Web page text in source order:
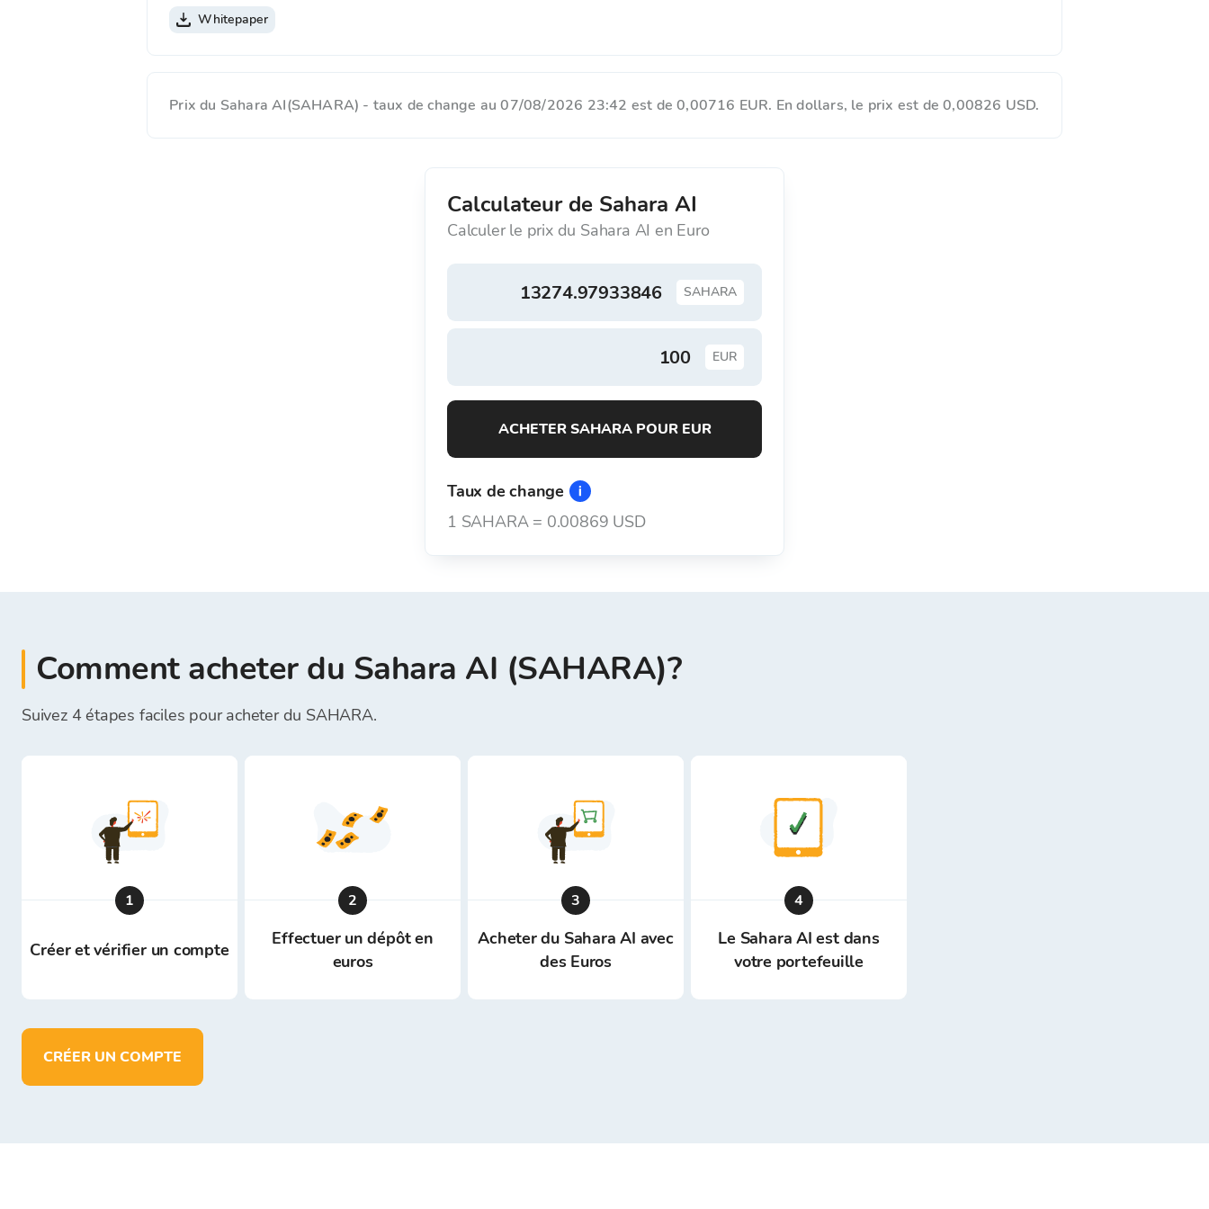
Whitepaper
Prix du Sahara AI(SAHARA) - taux de change au 07/08/2026 23:42 est de 0,00716 EUR. En dollars, le prix est de 0,00826 USD.
Calculateur de Sahara AI
Calculer le prix du Sahara AI en Euro
SAHARA
EUR
ACHETER SAHARA POUR EUR
Taux de change
1 SAHARA= 0.00869 USD
Comment acheter du Sahara AI (SAHARA)?
Suivez 4 étapes faciles pour acheter du SAHARA.
1
Créer et vérifier un compte
2
Effectuer un dépôt en
euros
3
Acheter du Sahara AI avec
des Euros
4
Le Sahara AI est dans
votre portefeuille
CRÉER UN COMPTE